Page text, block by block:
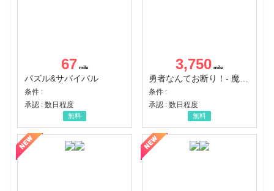
67
パズル&サバイバル
条件 :
承認 : 数日程度
無料
3,750
勇者なんてお断り！- 魔王の力で異世界征服
条件 :
承認 : 数日程度
無料